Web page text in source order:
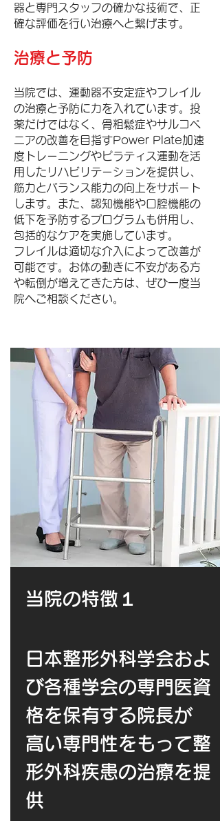
器と専門スタッフの確かな技術で、正
確な評価を行い治療へと繋げます。
治療と予防
当院では、運動器不安定症やフレイル
の治療と予防に力を入れています。投
薬だけではなく、骨粗鬆症やサルコペ
ニアの改善を目指すPower Plate加速
度トレーニングやピラティス運動を活
用したリハビリテーションを提供し、
筋力とバランス能力の向上をサポート
します。また、認知機能や口腔機能の
低下を予防するプログラムも併用し、
包括的なケアを実施しています。
フレイルは適切な介入によって改善が
可能です。お体の動きに不安がある方
や転倒が増えてきた方は、ぜひ一度当
院へご相談ください。
当院の​特徴１
日本整形外科学会およ
び各種学会の専門医資
格を保有する 院長が
高い専門性をもって整
形外科疾患の治療を提
供